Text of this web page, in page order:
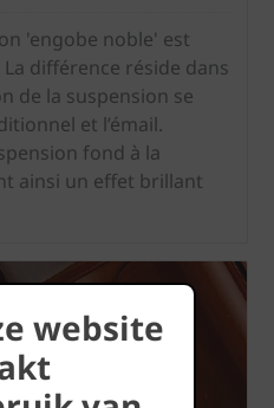
website
'engobe noble' est
différence réside dans
de la suspension se
et l’émail.
fond à la
ainsi un effet brillant